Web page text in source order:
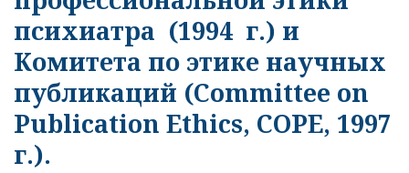
психиатра (1994 г.) и
Комитета по этике научных
публикаций (Committee on
Publication Ethics, COPE, 1997
г.).